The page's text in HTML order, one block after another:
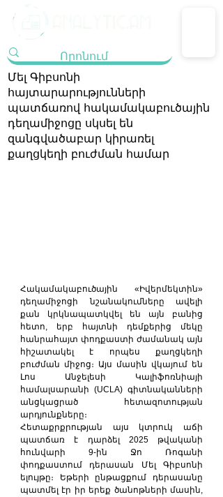
Մել Գիբսոնի
հայտարարությունների
պատճառով հակամակաբուծային
դեղամիջոցը սկսել են
զանգվածաբար կիրառել
քաղցկեղի բուժման համար
Հակամակաբուծային «Իվերմեկտին»
դեղամիջոցի նշանակումները ավելի
քան կրկնապատկվել են այն բանից
հետո, երբ հայտնի դեմքերից մեկը
հանրահայտ փոդքաստի ժամանակ այն
հիշատակել է որպես քաղցկեղի
բուժման միջոց։ Այս մասին վկայում են
Լոս Անջելեսի Կալիֆոռնիայի
համալսարանի (UCLA) գիտնականների
անցկացրած հետազոտության
արդյունքները։
Հետաքրքրության այս կտրուկ աճի
պատճառ է դարձել 2025 թվականի
հունվարի 9-ին Ջո Ռոգանի
փոդքաստում դերասան Մել Գիբսոնի
ելույթը։ Եթերի ընթացքում դերասանը
պատմել էր իր երեք ծանոթների մասին,